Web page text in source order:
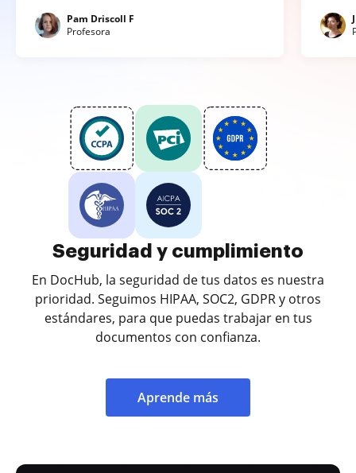
Pam Driscoll F
Profesora
Seguridad y cumplimiento
En DocHub, la seguridad de tus datos es nuestra
prioridad. Seguimos HIPAA, SOC2, GDPR y otros
estándares, para que puedas trabajar en tus
documentos con confianza.
Aprende más